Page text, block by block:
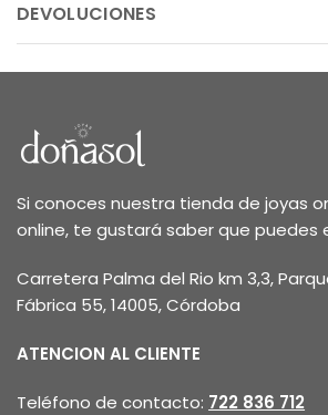
DEVOLUCIONES
Si conoces nuestra tienda de joyas
online, te gustará saber que puedes
Carretera Palma del Rio km 3,3,
Fábrica 55, 14005, Córdoba
ATENCION AL CLIENTE
Teléfono de contacto: 722 836 712